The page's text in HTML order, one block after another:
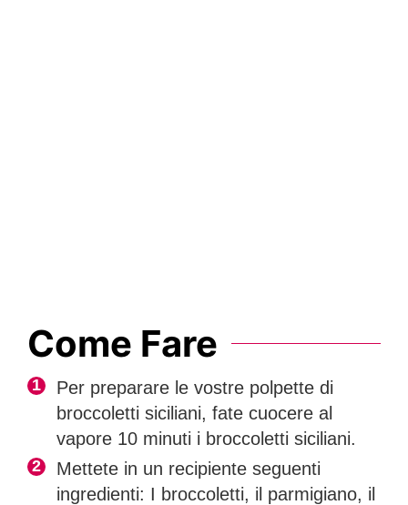
Come Fare
Per preparare le vostre polpette di
broccoletti siciliani, fate cuocere al
vapore 10 minuti i broccoletti siciliani.
Mettete in un recipiente seguenti
ingredienti: I broccoletti, il parmigiano, il